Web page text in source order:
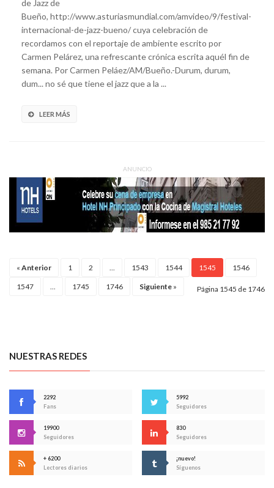
de Jazz de
Bueño, http://www.asturiasmundial.com/amvideo/9/festival-
internacional-de-jazz-bueno/ cuya celebración de
recordamos con el reportaje de ambiente escrito por
Carmen Pelárez, una refrescante crónica escrita aquél fin de
semana. Por Carmen Peláez/AM/Bueño.-Durum, durum,
dum... no sé que tiene el jazz que a la ...
LEER MÁS
ANUNCIO
« Anterior 1 2 1543 1544 1545 1546
1547 1745 1746 Siguiente » Página 1545 de 1746
NUESTRAS REDES
2292
Fans
5992
Seguidores
19900
Seguidores
830
Seguidores
+ 6200
Lectores diarios
¡nuevo!
Síguenos